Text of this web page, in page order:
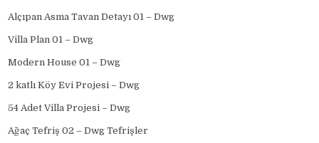
Alçıpan Asma Tavan Detayı 01 – Dwg
Villa Plan 01 – Dwg
Modern House 01 – Dwg
2 katlı Köy Evi Projesi – Dwg
54 Adet Villa Projesi – Dwg
Ağaç Tefriş 02 – Dwg Tefrişler